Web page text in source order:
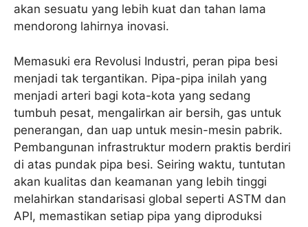
akan sesuatu yang lebih kuat dan tahan lama
mendorong lahirnya inovasi.
Memasuki era Revolusi Industri, peran pipa besi
menjadi tak tergantikan. Pipa-pipa inilah yang
menjadi arteri bagi kota-kota yang sedang
tumbuh pesat, mengalirkan air bersih, gas untuk
penerangan, dan uap untuk mesin-mesin pabrik.
Pembangunan infrastruktur modern praktis berdiri
di atas pundak pipa besi. Seiring waktu, tuntutan
akan kualitas dan keamanan yang lebih tinggi
melahirkan standarisasi global seperti ASTM dan
API, memastikan setiap pipa yang diproduksi